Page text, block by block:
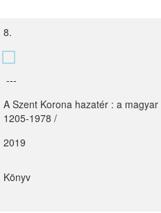
8.
---
A Szent Korona hazatér : a
1205-1978 /
2019
Könyv